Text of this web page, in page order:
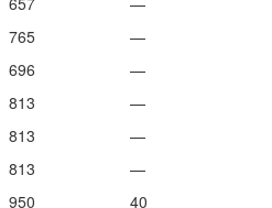
765
—
696
—
813
—
813
—
813
—
950
40